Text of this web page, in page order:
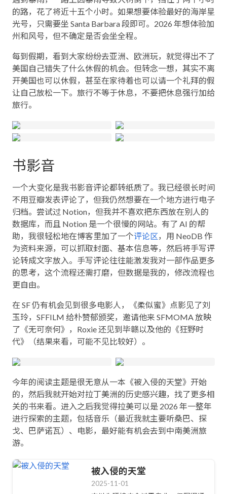
的路，花了将近十五个小时。如果想要体验最好的海岸星
光号，只需要坐 Santa Barbara 段即可。2026 年想体验加
州和风号，但不确定是否会坐全程。
每到假期，看到大家纷纷去亚洲、欧洲玩，就觉得出不了
美国自己错失了什么休假的机会。但转念一想，其实不离
开美国也可以休假，甚至在家待着也可以请一个礼拜的假
让自己放松一下。旅行不等于休息，不要把休息强行加给
旅行。
书影音
一个大变化是我书影音评论都转纸质了。我已经很长时间
不用豆瓣发表评论了，但我仍然想要在一个地方进行电子
归档。尝试过 Notion，但我并不喜欢把东西放在别人的
数据库，而且 Notion 是一个很慢的网站。有了 AI 的帮
助，我很轻松地在博客里加了一个评论区，用 NeoDB 作
为资料来源，可以抓取封面、基本信息等，然后将手写评
论转成文字放入。手写评论往往能激发我对一部作品更多
的思考，这个流程还需打磨，但数据是我的，修改流程也
更自由。
在 SF 仍有机会见到很多电影人，《柔似蜜》点影见了刘
玉玲，SFFILM 给朴赞郁颁奖，邀请他来 SFMOMA 放映
了《无可奈何》，Roxie 还见到毕赣以及他的《狂野时
代》（结果来看，可能不见比较好）。
今年的阅读主题是很无意从一本《被入侵的天堂》开始
的，然后我就开始对拉丁美洲的历史感兴趣，找了更多相
关的书来看。进入之后我觉得拉美可以是 2026 年一整年
进行探索的主题，包括音乐（最近我就主要听桑巴、探
戈、巴萨诺瓦）、电影，最好能有机会去到中南美洲旅
游。
被入侵的天堂
2025-11-01